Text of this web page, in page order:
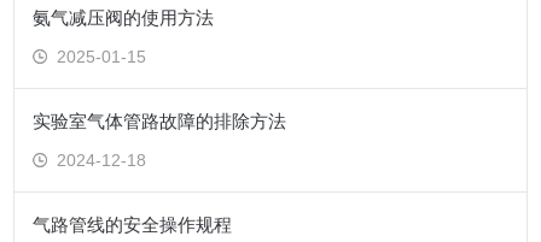
氨气减压阀的使用方法
2025-01-15
实验室气体管路故障的排除方法
2024-12-18
气路管线的安全操作规程